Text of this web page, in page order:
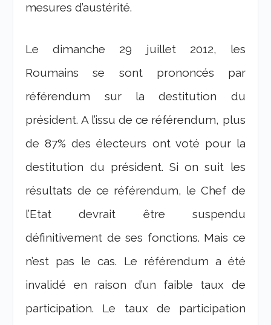
mesures d’austérité.
Le dimanche 29 juillet 2012, les
Roumains se sont prononcés par
référendum sur la destitution du
président. A l’issu de ce référendum, plus
de 87% des électeurs ont voté pour la
destitution du président. Si on suit les
résultats de ce référendum, le Chef de
l’Etat devrait être suspendu
définitivement de ses fonctions. Mais ce
n’est pas le cas. Le référendum a été
invalidé en raison d’un faible taux de
participation. Le taux de participation